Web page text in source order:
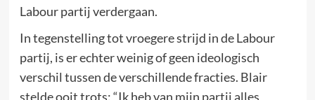
Labour partij verdergaan.
In tegenstelling tot vroegere strijd in de Labour
partij, is er echter weinig of geen ideologisch
verschil tussen de verschillende fracties. Blair
stelde ooit trots: “Ik heb van mijn partij alles